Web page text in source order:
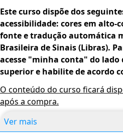
Este curso dispõe dos
acessibilidade: cores em alto-
fonte e tradução automática
Brasileira de Sinais (Libras).
acesse "minha conta" do
superior e habilite de acordo
O conteúdo do curso ficará
após a compra.
Ver mais